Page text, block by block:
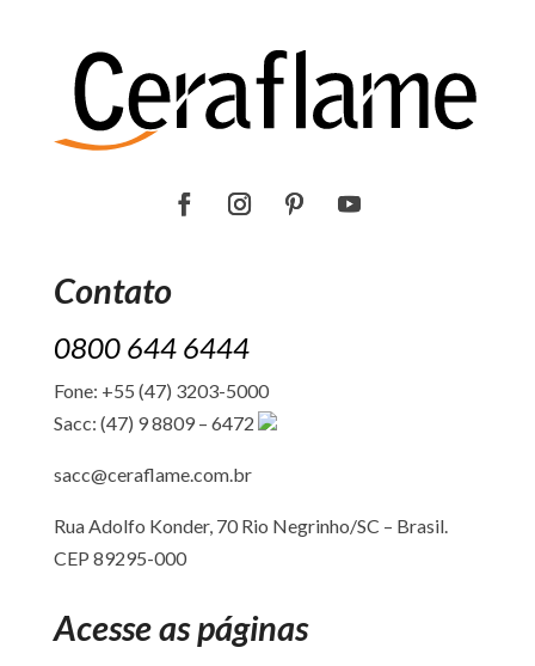
Contato
0800 644 6444
Fone: +55 (47) 3203-5000
Sacc: (47) 9 8809 – 6472
sacc@ceraflame.com.br
Rua Adolfo Konder, 70 Rio Negrinho/SC – Brasil.
CEP 89295-000
Acesse as páginas